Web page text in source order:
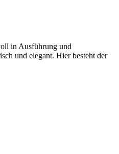
in Ausführung und
und elegant. Hier besteht der